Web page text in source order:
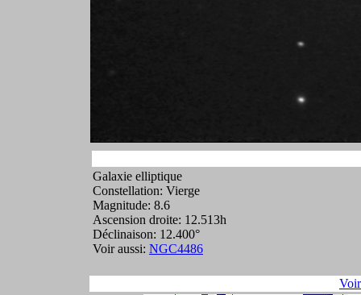
Galaxie elliptique
Constellation: Vierge
Magnitude: 8.6
Ascension droite: 12.513h
Déclinaison: 12.400°
Voir aussi: NGC4486